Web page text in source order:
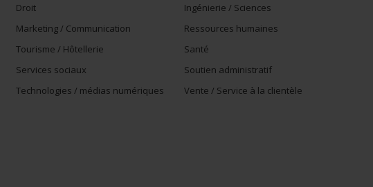
Droit
Ingénierie / Sciences
Marketing / Communication
Ressources humaines
Tourisme / Hôtellerie
Santé
Services sociaux
Soutien administratif
Technologies / médias numériques
Vente / Service à la clientèle